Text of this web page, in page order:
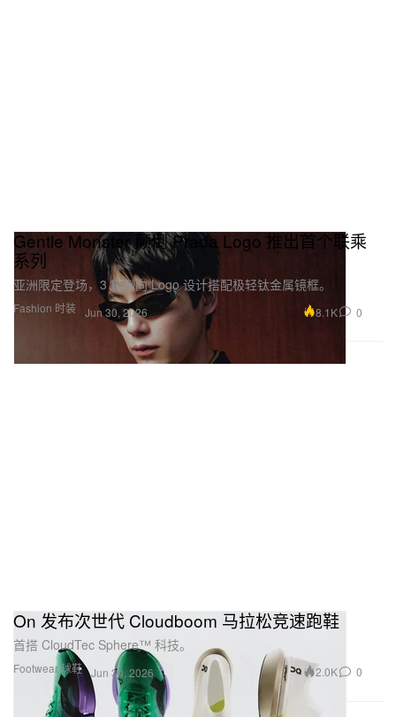
Fashion 时装
Gentle Monster 颠倒 Prada Logo 推出首个联乘
系列
亚洲限定登场，3 款侧向 Logo 设计搭配极轻钛金属镜框。
Jun 30, 2026 8.1K 0
Footwear 球鞋
On 发布次世代 Cloudboom 马拉松竞速跑鞋
首搭 CloudTec Sphere™ 科技。
Jun 30, 2026 2.0K 0